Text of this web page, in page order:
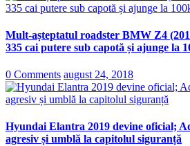
Mult-așteptatul roadster BMW Z4
335 cai putere sub capotă și ajunge la
0 Comments august 24, 2018
Hyundai Elantra 2019 devine oficial;
agresiv și umblă la capitolul siguranță